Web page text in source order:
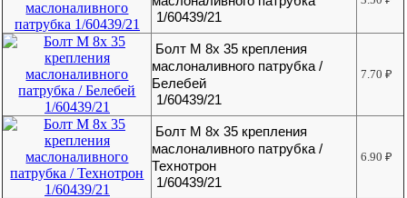
1/60439/21
Болт М 8х 35 крепления
маслоналивного патрубка /
Белебей
1/60439/21
7.70₽
Болт М 8х 35 крепления
маслоналивного патрубка /
Технотрон
1/60439/21
6.90₽